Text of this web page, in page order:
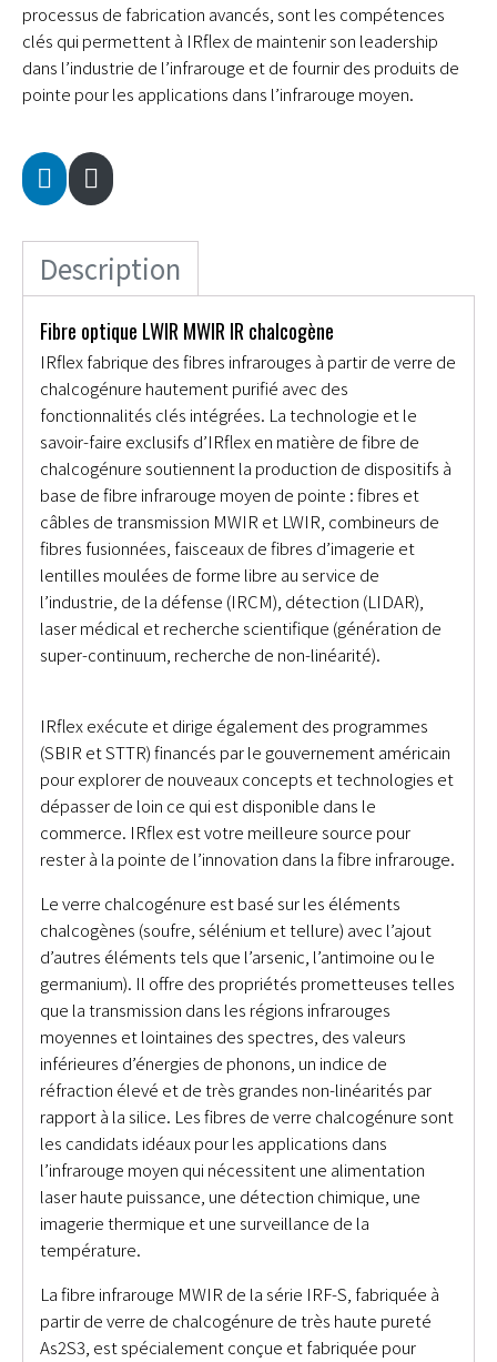
processus de fabrication avancés, sont les compétences
clés qui permettent à IRflex de maintenir son leadership
dans l’industrie de l’infrarouge et de fournir des produits de
pointe pour les applications dans l’infrarouge moyen.
Description
Fibre optique LWIR MWIR IR chalcogène
IRflex fabrique des fibres infrarouges à partir de verre de
chalcogénure hautement purifié avec des
fonctionnalités clés intégrées. La technologie et le
savoir-faire exclusifs d’IRflex en matière de fibre de
chalcogénure soutiennent la production de dispositifs à
base de fibre infrarouge moyen de pointe : fibres et
câbles de transmission MWIR et LWIR, combineurs de
fibres fusionnées, faisceaux de fibres d’imagerie et
lentilles moulées de forme libre au service de
l’industrie, de la défense (IRCM), détection (LIDAR),
laser médical et recherche scientifique (génération de
super-continuum, recherche de non-linéarité).
IRflex exécute et dirige également des programmes
(SBIR et STTR) financés par le gouvernement américain
pour explorer de nouveaux concepts et technologies et
dépasser de loin ce qui est disponible dans le
commerce. IRflex est votre meilleure source pour
rester à la pointe de l’innovation dans la fibre infrarouge.
Le verre chalcogénure est basé sur les éléments
chalcogènes (soufre, sélénium et tellure) avec l’ajout
d’autres éléments tels que l’arsenic, l’antimoine ou le
germanium). Il offre des propriétés prometteuses telles
que la transmission dans les régions infrarouges
moyennes et lointaines des spectres, des valeurs
inférieures d’énergies de phonons, un indice de
réfraction élevé et de très grandes non-linéarités par
rapport à la silice. Les fibres de verre chalcogénure sont
les candidats idéaux pour les applications dans
l’infrarouge moyen qui nécessitent une alimentation
laser haute puissance, une détection chimique, une
imagerie thermique et une surveillance de la
température.
La fibre infrarouge MWIR de la série IRF-S, fabriquée à
partir de verre de chalcogénure de très haute pureté
As2S3, est spécialement conçue et fabriquée pour